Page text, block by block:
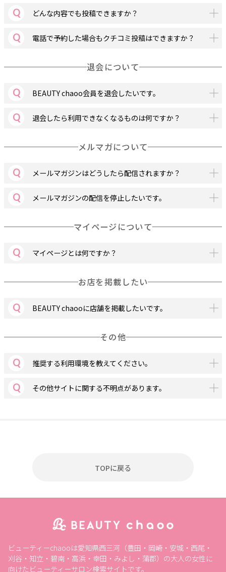
どんな内容でも投稿できますか？
電話で予約した場合もクチコミ投稿はできますか？
退会について
BEAUTY chaoo会員を退会したいです。
退会したら利用できなくなるものは何ですか？
メルマガについて
メールマガジンはどうしたら配信されますか？
メールマガジンの配信を停止したいです。
マイページについて
マイページとは何ですか？
お店を掲載したい
BEAUTY chaooに店舗を掲載したいです。
その他
推奨する利用環境を教えてください。
その他サイトに関する不明点があります。
TOPに戻る
ビューティーchaooは愛知県西三河（豊田・岡崎・安城・西尾・
刈谷・知立・碧南・高浜・幸田・みよし・蒲郡）の大人の女性に
向けたビューティーサロン検索サイトです。